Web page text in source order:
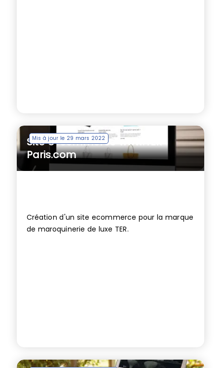
Mis à jour le 29 mars 2022
Site e-commerce www.TER-
Paris.com
Création d'un site ecommerce pour la marque
de maroquinerie de luxe TER.